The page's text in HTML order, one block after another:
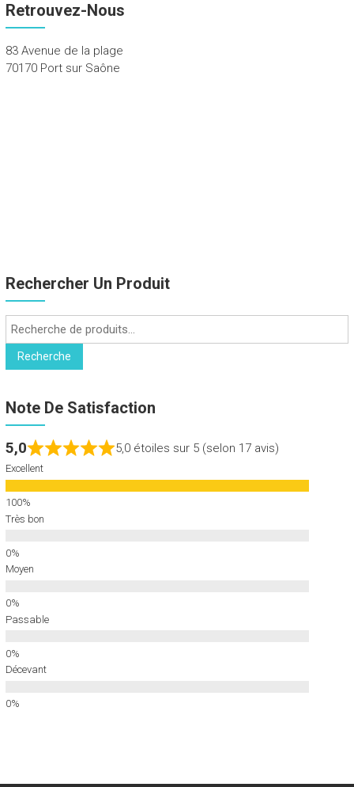
Retrouvez-Nous
83 Avenue de la plage
70170 Port sur Saône
Rechercher Un Produit
Recherche
pour :
Recherche
Note De Satisfaction
5,0 5,0 étoiles sur 5 (selon 17 avis)
Excellent
Très bon
Moyen
Passable
Décevant